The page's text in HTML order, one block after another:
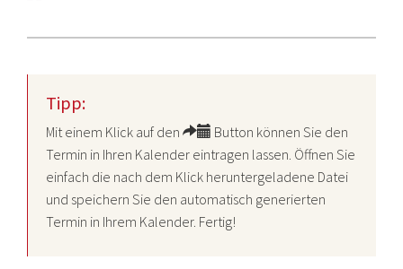
Tipp:
Mit einem Klick auf den
Button können Sie den
Termin in Ihren Kalender eintragen lassen. Öffnen Sie
einfach die nach dem Klick heruntergeladene Datei
und speichern Sie den automatisch generierten
Termin in Ihrem Kalender. Fertig!